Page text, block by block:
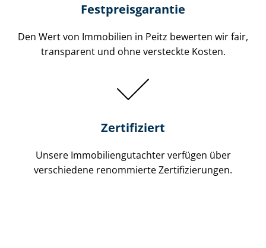
Festpreis​garantie
Den Wert von Immobilien in Peitz bewerten wir fair,
transparent und ohne versteckte Kosten.
Zertifiziert
Unsere Immobilien­gutachter verfügen über
verschiedene renommierte Zer­ti­fi­zie­run­gen.